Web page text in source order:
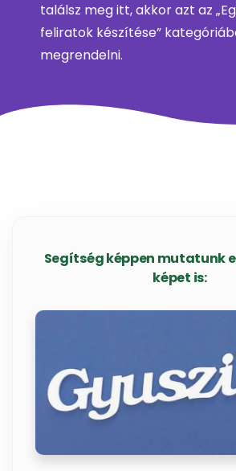
találsz meg itt, akkor azt az
feliratok készítése”
megrendelni.
Segítség képpen mutatunk
képet is: